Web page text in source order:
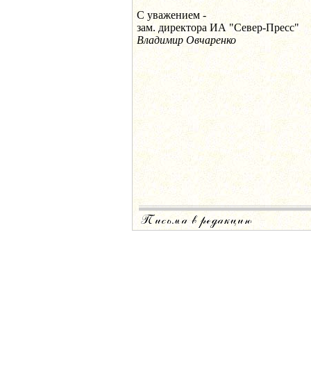
С уважением -
зам. директора ИА "Север-Пресс"
Владимир Овчаренко